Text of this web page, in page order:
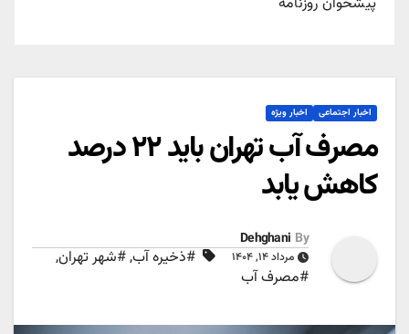
اخبار اجتماعی اخبار ویژه
مصرف آب تهران باید ۲۲ درصد
کاهش یابد
By
Dehghani
مرداد ۱۴, ۱۴۰۴ #ذخیره آب,#شهر تهران,
#مصرف آب